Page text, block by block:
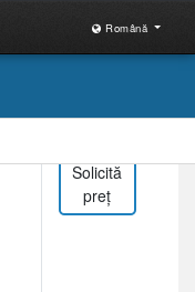
Română
Solicită
preț